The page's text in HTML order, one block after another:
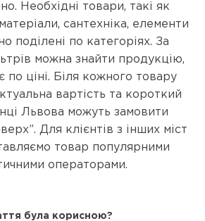
Необхідні товари, такі як
сантехніка, елементи
поділені по категоріях. За
можна знайти продукцію,
по ціні. Біля кожного товару
вартість та короткий
Львова можуть замовити
Для клієнтів з інших міст
товар популярними
операторами.
була корисною?